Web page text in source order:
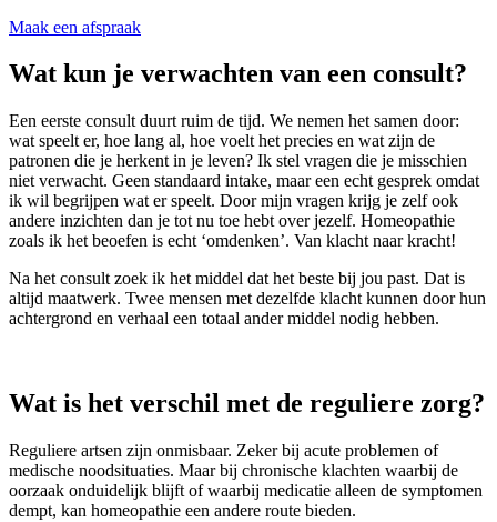
Maak een afspraak
Wat kun je verwachten van een consult?
Een eerste consult duurt ruim de tijd. We nemen het samen door:
wat speelt er, hoe lang al, hoe voelt het precies en wat zijn de
patronen die je herkent in je leven? Ik stel vragen die je misschien
niet verwacht. Geen standaard intake, maar een echt gesprek omdat
ik wil begrijpen wat er speelt. Door mijn vragen krijg je zelf ook
andere inzichten dan je tot nu toe hebt over jezelf. Homeopathie
zoals ik het beoefen is echt ‘omdenken’. Van klacht naar kracht!
Na het consult zoek ik het middel dat het beste bij jou past. Dat is
altijd maatwerk. Twee mensen met dezelfde klacht kunnen door hun
achtergrond en verhaal een totaal ander middel nodig hebben.
Wat is het verschil met de reguliere zorg?
Reguliere artsen zijn onmisbaar. Zeker bij acute problemen of
medische noodsituaties. Maar bij chronische klachten waarbij de
oorzaak onduidelijk blijft of waarbij medicatie alleen de symptomen
dempt, kan homeopathie een andere route bieden.